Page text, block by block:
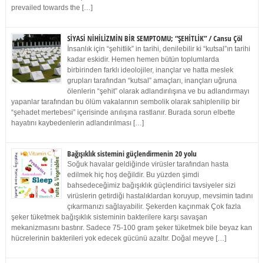
prevailed towards the […]
SİYASİ NİHİLİZMİN BİR SEMPTOMU; “ŞEHİTLİK” / Cansu Çöl
İnsanlık için “şehitlik” in tarihi, denilebilir ki “kutsal”ın tarihi
kadar eskidir. Hemen hemen bütün toplumlarda
birbirinden farklı ideolojiler, inançlar ve hatta meslek
grupları tarafından “kutsal” amaçları, inançları uğruna
ölenlerin “şehit” olarak adlandırılışına ve bu adlandırmayı
yapanlar tarafından bu ölüm vakalarının sembolik olarak sahiplenilip bir
“şehadet mertebesi” içerisinde anılışına rastlanır. Burada sorun elbette
hayatını kaybedenlerin adlandırılması […]
Bağışıklık sistemini güçlendirmenin 20 yolu
Soğuk havalar geldiğinde virüsler tarafından hasta
edilmek hiç hoş değildir. Bu yüzden şimdi
bahsedeceğimiz bağışıklık güçlendirici tavsiyeler sizi
virüslerin getirdiği hastalıklardan koruyup, mevsimin tadını
çıkarmanızı sağlayabilir. Şekerden kaçınmak Çok fazla
şeker tüketmek bağışıklık sisteminin bakterilere karşı savaşan
mekanizmasını bastırır. Sadece 75-100 gram şeker tüketmek bile beyaz kan
hücrelerinin bakterileri yok edecek gücünü azaltır. Doğal meyve […]